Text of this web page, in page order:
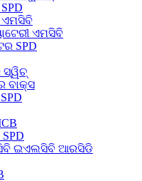
ଏମସିବି
ଏମସିବି
SPD
ସ୍ୱିଚ୍
ବାକ୍ସ
ଇଏଲସିବି ଆରସିଡି